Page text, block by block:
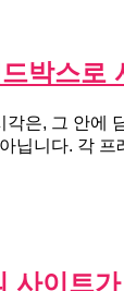
박스
은, 그 안에
닙니다. 각
이트